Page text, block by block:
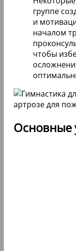
группе
и
началом
чтобы
Основные